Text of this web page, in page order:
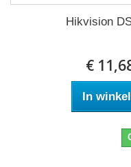
Hikvision
€
In